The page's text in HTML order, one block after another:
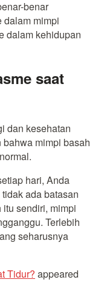
benar
dalam mimpi
dalam kehidupan
saat
dan kesehatan
mimpi basah
hari, Anda
ada batasan
sendiri, mimpi
Terlebih
seharusnya
Tidur? appeared